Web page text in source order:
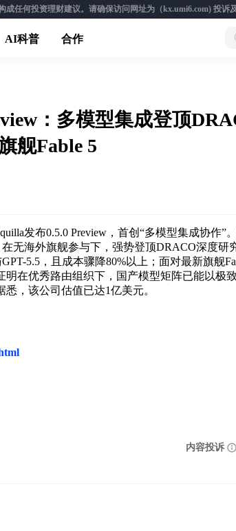
任何投资理财建议。请确保访问网址为（kx.umi6.com) 投诉
AI科普 合作
：多模型集成登顶
舰Fable 5
发布0.5.0 Preview，首创“多模型集成协作”
无海外旗舰参与下，强势登顶DRACO深度研
5.5，且成本骤降80%以上；面对最新旗舰
在优秀路由组织下，国产模型矩阵已能以极
，该公司估值已达1亿美元。
内容投诉